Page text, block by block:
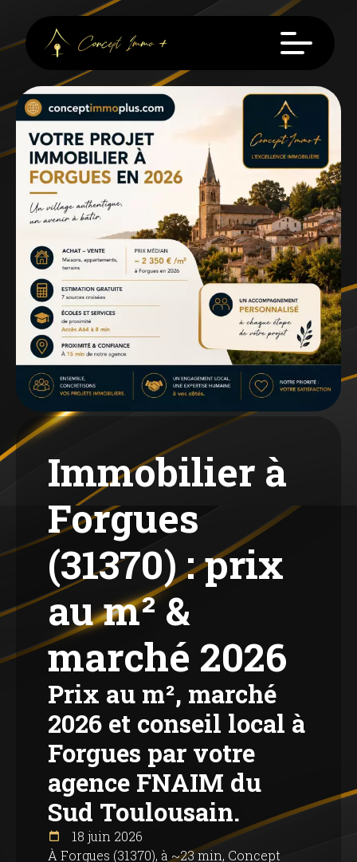
Immobilier à
Forgues
(31370) : prix
au m² &
marché 2026
Prix au m², marché
2026 et conseil local à
Forgues par votre
agence FNAIM du
Sud Toulousain.
18 juin 2026
À Forgues (31370), à ~23 min, Concept